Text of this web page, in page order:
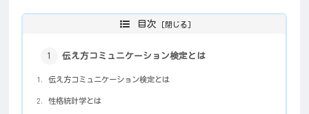
目次
伝え方コミュニケーション検定とは
伝え方コミュニケーション検定とは
性格統計学とは